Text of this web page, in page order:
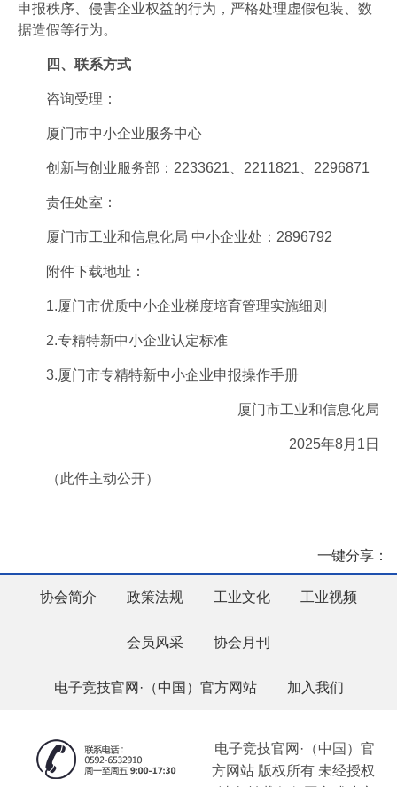
申报秩序、侵害企业权益的行为，严格处理虚假包装、数
据造假等行为。
四、联系方式
咨询受理：
厦门市中小企业服务中心
创新与创业服务部：2233621、2211821、2296871
责任处室：
厦门市工业和信息化局 中小企业处：2896792
附件下载地址：
1.厦门市优质中小企业梯度培育管理实施细则
2.专精特新中小企业认定标准
3.厦门市专精特新中小企业申报操作手册
厦门市工业和信息化局
2025年8月1日
（此件主动公开）
一键分享：
协会简介 政策法规 工业文化 工业视频
会员风采 协会月刊
电子竞技官网·（中国）官方网站 加入我们
电子竞技官网·（中国）官
方网站 版权所有 未经授权